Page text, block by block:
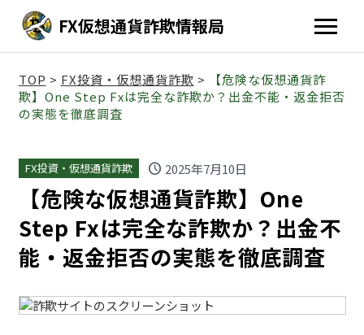
FX仮想通貨詐欺情報局
TOP > FX投資・仮想通貨詐欺 >
【危険な仮想通貨詐
欺】One Step Fxは完全な詐欺か？出金不能・返金拒否
の実態を徹底調査
FX投資・仮想通貨詐欺 schedule 2025年7月10日
【危険な仮想通貨詐欺】One
Step Fxは完全な詐欺か？出金不
能・返金拒否の実態を徹底調査